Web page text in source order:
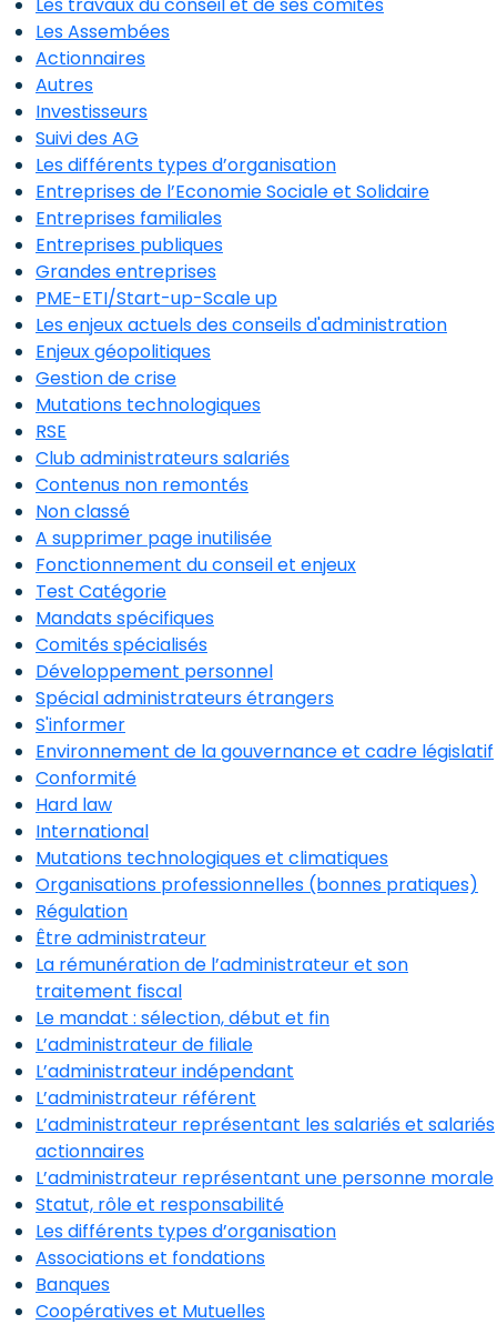
Les Assembées
Actionnaires
Autres
Investisseurs
Suivi des AG
Les différents types d’organisation
Entreprises de l’Economie Sociale et Solidaire
Entreprises familiales
Entreprises publiques
Grandes entreprises
PME-ETI/Start-up-Scale up
Les enjeux actuels des conseils d'administration
Enjeux géopolitiques
Gestion de crise
Mutations technologiques
RSE
Club administrateurs salariés
Contenus non remontés
Non classé
A supprimer page inutilisée
Fonctionnement du conseil et enjeux
Test Catégorie
Mandats spécifiques
Comités spécialisés
Développement personnel
Spécial administrateurs étrangers
S'informer
Environnement de la gouvernance et cadre législatif
Conformité
Hard law
International
Mutations technologiques et climatiques
Organisations professionnelles (bonnes pratiques)
Régulation
Être administrateur
La rémunération de l’administrateur et son
traitement fiscal
Le mandat : sélection, début et fin
L’administrateur de filiale
L’administrateur indépendant
L’administrateur référent
L’administrateur représentant les salariés et salariés
actionnaires
L’administrateur représentant une personne morale
Statut, rôle et responsabilité
Les différents types d’organisation
Associations et fondations
Banques
Coopératives et Mutuelles